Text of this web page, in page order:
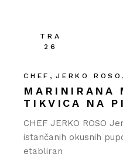
TRA
26
CHEF JERKO ROSO
MARINIRANA
TIKVICA NA
CHEF JERKO ROSO
istančanih okusnih
etabliran